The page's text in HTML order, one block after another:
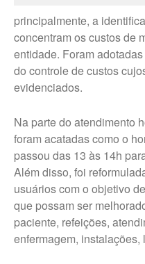
principalmente, a
concentram os custos de
entidade. Foram
do controle de custos
evidenciados.
Na parte do atendimento
foram acatadas como o
passou das 13 às 14h
Além disso, foi
usuários com o objetivo
que possam ser
paciente, refeições,
enfermagem, instalações,